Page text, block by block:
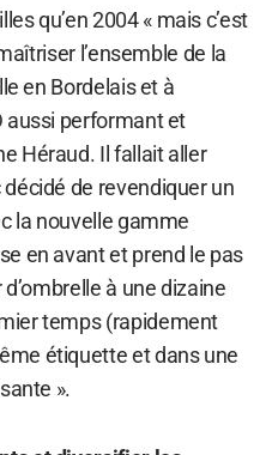
qu’en 2004 « mais c’est
l’ensemble de la
en Bordelais et à
aussi performant et
Héraud. Il fallait aller
de revendiquer un
la nouvelle gamme
en avant et prend le pas
à une dizaine
temps (rapidement
étiquette et dans une
».